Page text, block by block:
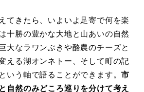
てきたら、いよいよ足寄で何を楽
十勝の豊かな大地と山あいの自然
大なラワンぶきや酪農のチーズと
える湖オンネトー、そして町の記
いう軸で語ることができます。市
自然のみどころ巡りを分けて考え